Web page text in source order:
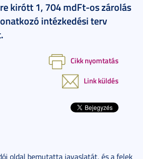
kirótt 1, 704 mdFt-os zárolás
intézkedési terv
Cikk nyomtatás
Link küldés
oldal bemutatta javaslatát, és a felek